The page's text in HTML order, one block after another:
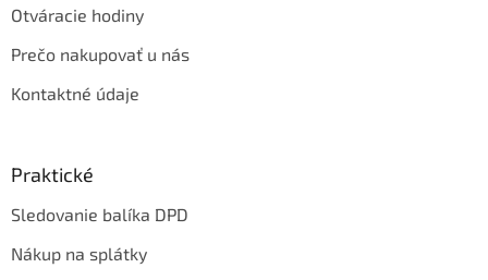
Otváracie hodiny
Prečo nakupovať u nás
Kontaktné údaje
Praktické
Sledovanie balíka DPD
Nákup na splátky